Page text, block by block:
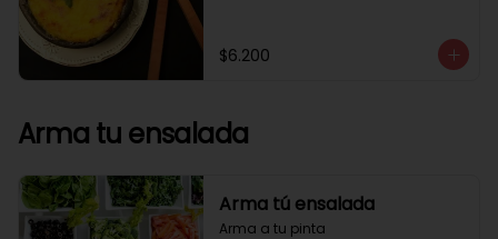
$6.200
Arma tu ensalada
Arma tú ensalada
Arma a tu pinta